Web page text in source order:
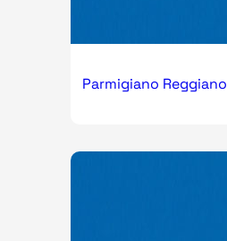
Parmigiano Reggiano